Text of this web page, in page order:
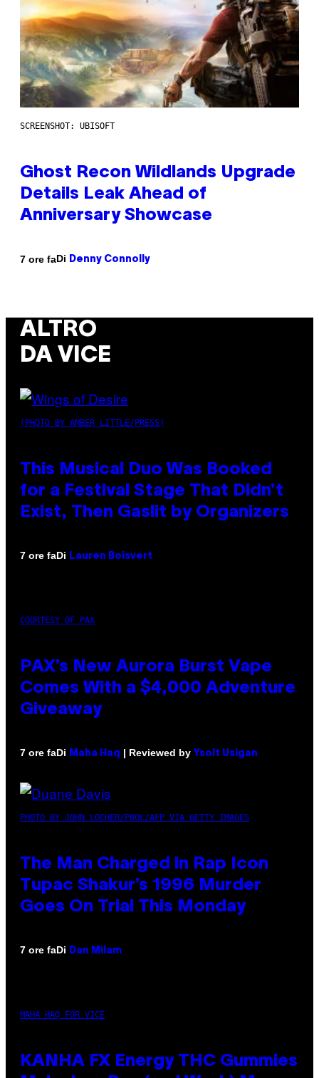
SCREENSHOT: UBISOFT
Ghost Recon Wildlands Upgrade
Details Leak Ahead of
Anniversary Showcase
7 ore faDi Denny Connolly
ALTRO
DA VICE
(PHOTO BY AMBER LITTLE/PRESS)
This Musical Duo Was Booked
for a Festival Stage That Didn’t
Exist, Then Gaslit by Organizers
7 ore faDi Lauren Boisvert
COURTESY OF PAX
PAX’s New Aurora Burst Vape
Comes With a $4,000 Adventure
Giveaway
7 ore faDi Maha Haq | Reviewed by Ysolt Usigan
PHOTO BY JOHN LOCHER/POOL/AFP VIA GETTY IMAGES
The Man Charged in Rap Icon
Tupac Shakur’s 1996 Murder
Goes On Trial This Monday
7 ore faDi Dan Milam
MAHA HAQ FOR VICE
KANHA FX Energy THC Gummies